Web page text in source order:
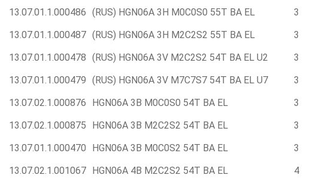
13.07.01.1.000486 (RUS) HGN06A 3H M0C0S0 55T BA EL 3
13.07.01.1.000487 (RUS) HGN06A 3H M2C2S2 55T BA EL 3
13.07.01.1.000478 (RUS) HGN06A 3V M2C2S2 54T BA EL U2 3
13.07.01.1.000479 (RUS) HGN06A 3V M7C7S7 54T BA EL U7 3
13.07.02.1.000876
HGN06A 3B M0C0S0 54T BA EL 3
13.07.02.1.000875
HGN06A 3B M2C2S2 54T BA EL 3
13.07.01.1.000470
HGN06A 3B M0C0S2 54T BA EL 3
13.07.02.1.001067 HGN06A 4B M2C2S2 54T BA EL 4